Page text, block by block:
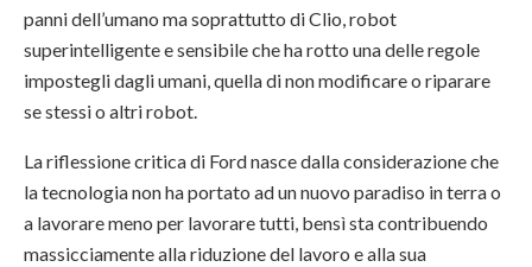
panni dell’umano ma soprattutto di Clio, robot
superintelligente e sensibile che ha rotto una delle regole
impostegli dagli umani, quella di non modificare o riparare
se stessi o altri robot.
La riflessione critica di Ford nasce dalla considerazione che
la tecnologia non ha portato ad un nuovo paradiso in terra o
a lavorare meno per lavorare tutti, bensì sta contribuendo
massicciamente alla riduzione del lavoro e alla sua